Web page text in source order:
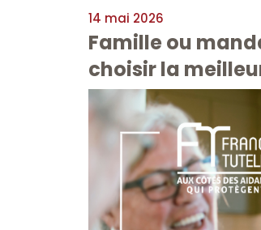
14 mai 2026
Famille ou
choisir la